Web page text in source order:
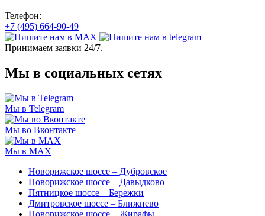
Телефон:
+7 (495) 664-90-49
Принимаем заявки 24/7.
Мы в социальных сетях
Мы в Telegram
Мы во Вконтакте
Мы в MAX
Новорижское шоссе – Дубровское
Новорижское шоссе – Давыдково
Пятницкое шоссе – Бережки
Дмитровское шоссе – Ближнево
Новорижское шоссе – Жирафы